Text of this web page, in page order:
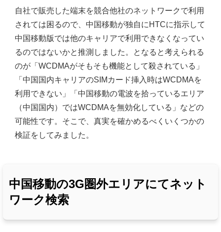
自社で販売した端末を競合他社のネットワークで利用
されては困るので、中国移動が独自にHTCに指示して
中国移動版では他のキャリアで利用できなくなってい
るのではないかと推測しました。となると考えられる
のが「WCDMAがそもそも機能として殺されている」
「中国国内キャリアのSIMカード挿入時はWCDMAを
利用できない」「中国移動の電波を拾っているエリア
（中国国内）ではWCDMAを無効化している」などの
可能性です。そこで、真実を確かめるべくいくつかの
検証をしてみました。
中国移動の3G圏外エリアにてネット
ワーク検索